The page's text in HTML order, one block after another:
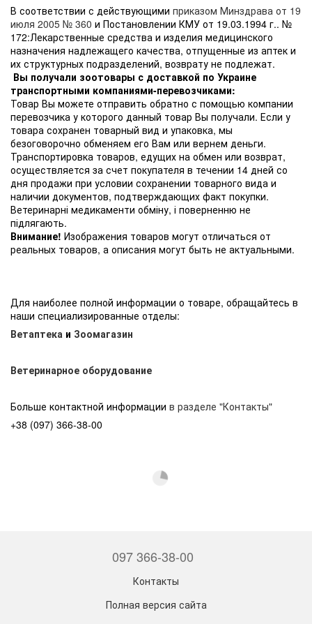
В соответствии с действующими приказом Минздрава от 19
июля 2005 № 360 и Постановлении КМУ от 19.03.1994 г.. №
172:Лекарственные средства и изделия медицинского
назначения надлежащего качества, отпущенные из аптек и
их структурных подразделений, возврату не подлежат.
Вы получали зоотовары с доставкой по Украине
транспортными компаниями-перевозчиками:
Товар Вы можете отправить обратно с помощью компании
перевозчика у которого данный товар Вы получали. Если у
товара сохранен товарный вид и упаковка, мы
безоговорочно обменяем его Вам или вернем деньги.
Транспортировка товаров, едущих на обмен или возврат,
осуществляется за счет покупателя в течении 14 дней со
дня продажи при условии сохранении товарного вида и
наличии документов, подтверждающих факт покупки.
Ветеринарні медикаменти обміну, і поверненню не
підлягають.
Внимание! Изображения товаров могут отличаться от
реальных товаров, а описания могут быть не актуальными.
Для наиболее полной информации о товаре, обращайтесь в
наши специализированные отделы:
Ветаптека и Зоомагазин
Ветеринарное оборудование
Больше контактной информации в разделе "Контакты"
+38 (097) 366-38-00
097 366-38-00
Контакты
Полная версия сайта